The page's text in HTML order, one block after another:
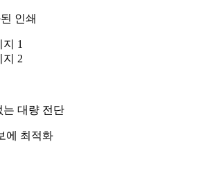
인쇄
는 대량 전단
에 최적화